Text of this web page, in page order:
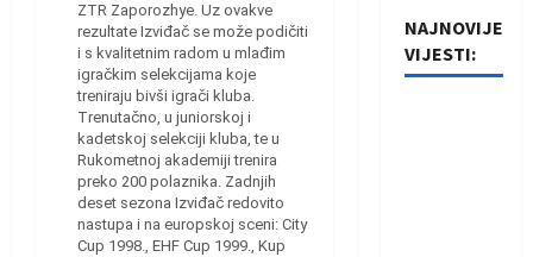
ZTR Zaporozhye. Uz ovakve
rezultate Izviđač se može podičiti
i s kvalitetnim radom u mlađim
igračkim selekcijama koje
treniraju bivši igrači kluba.
Trenutačno, u juniorskoj i
kadetskoj selekciji kluba, te u
Rukometnoj akademiji trenira
preko 200 polaznika. Zadnjih
deset sezona Izviđač redovito
nastupa i na europskoj sceni: City
Cup 1998., EHF Cup 1999., Kup
NAJNOVIJE
VIJESTI: